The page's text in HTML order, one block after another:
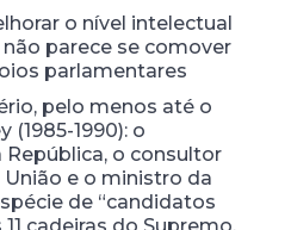
o nível intelectual
parece se comover
parlamentares
pelo menos até o
(1985-1990): o
o consultor
e o ministro da
de “candidatos